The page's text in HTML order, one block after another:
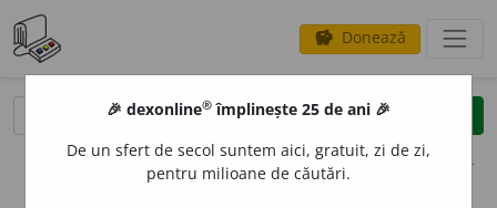
savings Donează
clear
opțiuni
🎉 dexonline® împlinește 25 de ani 🎉
De un sfert de secol suntem aici, gratuit, zi de zi,
pentru milioane de căutări.